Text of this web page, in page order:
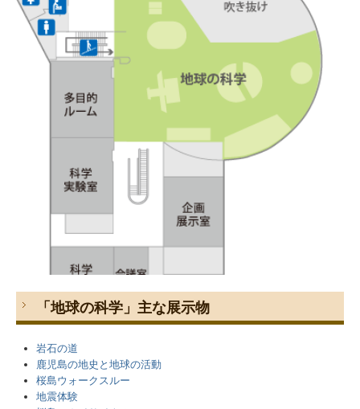
「地球の科学」主な展示物
岩石の道
鹿児島の地史と地球の活動
桜島ウォークスルー
地震体験